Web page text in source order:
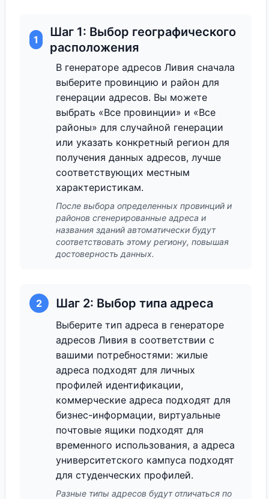
1
Шаг 1: Выбор географического
расположения
В генераторе адресов Ливия сначала
выберите провинцию и район для
генерации адресов. Вы можете
выбрать «Все провинции» и «Все
районы» для случайной генерации
или указать конкретный регион для
получения данных адресов, лучше
соответствующих местным
характеристикам.
После выбора определенных провинций и
районов сгенерированные адреса и
названия зданий автоматически будут
соответствовать этому региону, повышая
достоверность данных.
2 Шаг 2: Выбор типа адреса
Выберите тип адреса в генераторе
адресов Ливия в соответствии с
вашими потребностями: жилые
адреса подходят для личных
профилей идентификации,
коммерческие адреса подходят для
бизнес-информации, виртуальные
почтовые ящики подходят для
временного использования, а адреса
университетского кампуса подходят
для студенческих профилей.
Разные типы адресов будут отличаться по